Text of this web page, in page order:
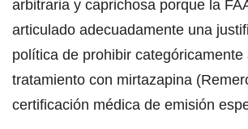
arbitraria y caprichosa porque la
articulado adecuadamente una
política de prohibir categóricamente
tratamiento con mirtazapina
certificación médica de emisión